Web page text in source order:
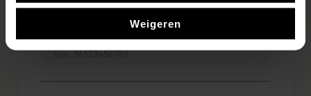
op specifieke eigenschappen (fingerprinting)
Lees meer over hoe uw persoonlijke gegevens worden
Weigeren